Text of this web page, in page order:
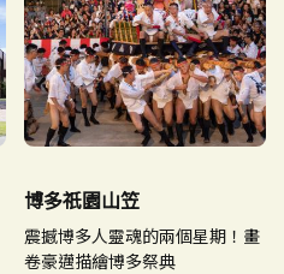
博多祇園山笠
震撼博多人靈魂的兩個星期！畫
卷豪邁描繪博多祭典